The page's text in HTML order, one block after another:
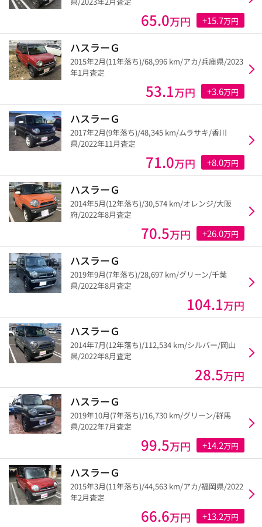
65.0万円 +15.7万円
ハスラーＧ
2015年2月(11年落ち)/68,996 km/アカ/兵庫県/2023
年1月査定
53.1万円 +3.6万円
ハスラーＧ
2017年2月(9年落ち)/48,345 km/ムラサキ/香川
県/2022年11月査定
71.0万円 +8.0万円
ハスラーＧ
2014年5月(12年落ち)/30,574 km/オレンジ/大阪
府/2022年8月査定
70.5万円 +26.0万円
ハスラーＧ
2019年9月(7年落ち)/28,697 km/グリーン/千葉
県/2022年8月査定
104.1万円
ハスラーＧ
2014年7月(12年落ち)/112,534 km/シルバー/岡山
県/2022年8月査定
28.5万円
ハスラーＧ
2019年10月(7年落ち)/16,730 km/グリーン/群馬
県/2022年7月査定
99.5万円 +14.2万円
ハスラーＧ
2015年3月(11年落ち)/44,563 km/アカ/福岡県/2022
年2月査定
66.6万円 +13.2万円